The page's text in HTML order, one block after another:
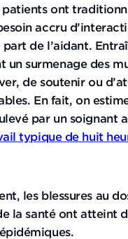
ont
accru
de l’aidant.
un surmenage des
de soutenir ou
En fait, on
par un soignant
typique de huit
les blessures au
la santé ont atteint